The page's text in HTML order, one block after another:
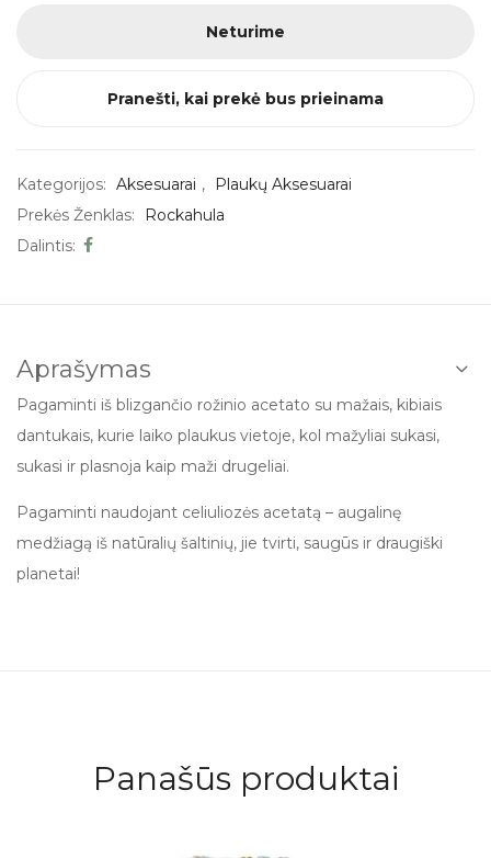
Neturime
Pranešti, kai prekė bus prieinama
Kategorijos: Aksesuarai ,
Plaukų Aksesuarai
Prekės Ženklas:
Rockahula
Dalintis:
Aprašymas
Pagaminti iš blizgančio rožinio acetato su mažais, kibiais
dantukais, kurie laiko plaukus vietoje, kol mažyliai sukasi,
sukasi ir plasnoja kaip maži drugeliai.
Pagaminti naudojant celiuliozės acetatą – augalinę
medžiagą iš natūralių šaltinių, jie tvirti, saugūs ir draugiški
planetai!
Panašūs produktai